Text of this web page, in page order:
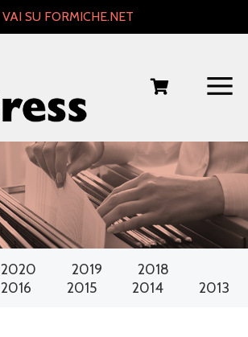
VAI SU FORMICHE.NET
2020 2019
2018
2016 2015 2014 2013